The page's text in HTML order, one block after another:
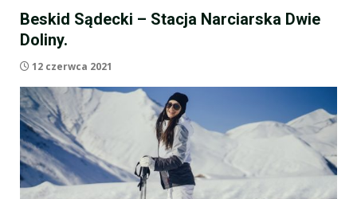
Beskid Sądecki – Stacja Narciarska Dwie
Doliny.
12 czerwca 2021